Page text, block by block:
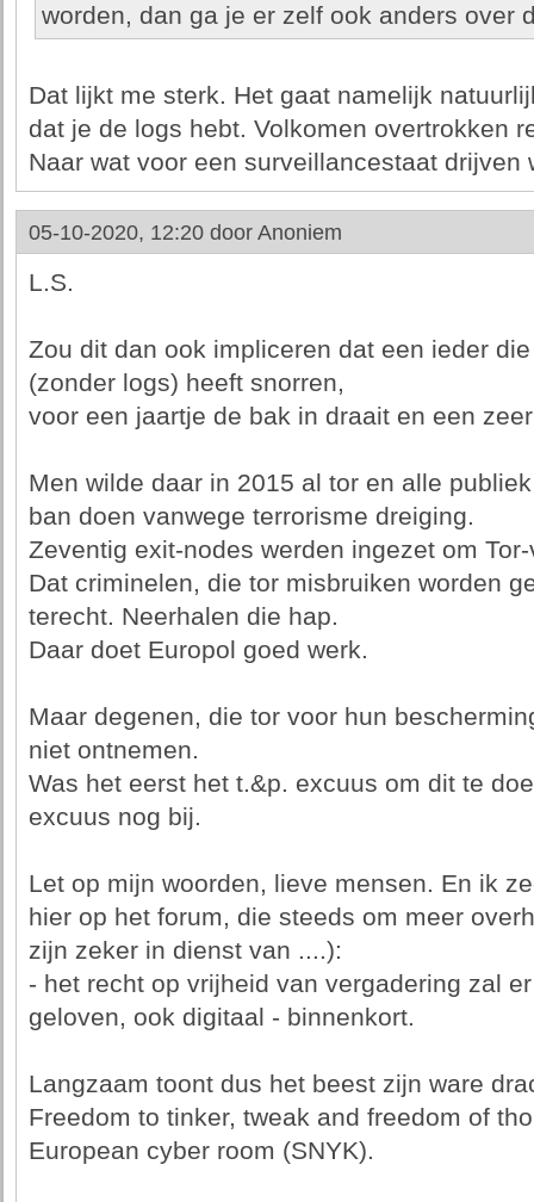
worden, dan ga je er zelf ook anders over
Dat lijkt me sterk. Het gaat namelijk
dat je de logs hebt. Volkomen overtrokken
Naar wat voor een surveillancestaat drijven
05-10-2020, 12:20 door Anoniem
L.S.
Zou dit dan ook impliceren dat een ieder
(zonder logs) heeft snorren,
voor een jaartje de bak in draait en een
Men wilde daar in 2015 al tor en alle
ban doen vanwege terrorisme dreiging.
Zeventig exit-nodes werden ingezet om
Dat criminelen, die tor misbruiken worden
terecht. Neerhalen die hap.
Daar doet Europol goed werk.
Maar degenen, die tor voor hun
niet ontnemen.
Was het eerst het t.&p. excuus om dit te
excuus nog bij.
Let op mijn woorden, lieve mensen. En ik
hier op het forum, die steeds om meer
zijn zeker in dienst van ....):
- het recht op vrijheid van vergadering zal
geloven, ook digitaal - binnenkort.
Langzaam toont dus het beest zijn ware
Freedom to tinker, tweak and freedom of
European cyber room (SNYK).